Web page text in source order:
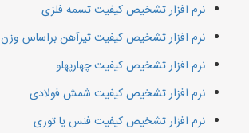
نرم افزار تشخیص کیفیت تسمه فلزی
نرم افزار تشخیص کیفیت تیرآهن براساس وزن
نرم افزار تشخیص کیفیت چهارپهلو
نرم افزار تشخیص کیفیت شمش فولادی
نرم افزار تشخیص کیفیت فنس یا توری